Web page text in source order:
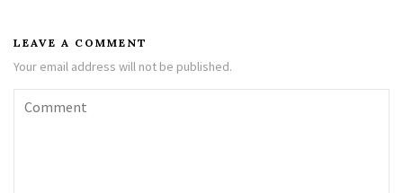
LEAVE A COMMENT
Your email address will not be published.